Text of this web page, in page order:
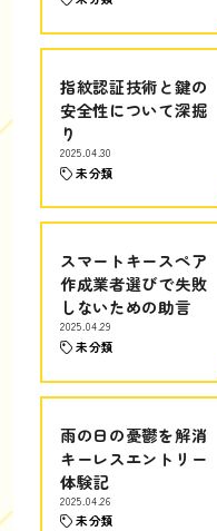
指紋認証技術と鍵の
安全性について深掘
り
2025.04.30
未分類
スマートキースペア
作成業者選びで失敗
しないための助言
2025.04.29
未分類
雨の日の憂鬱を解消
キーレスエントリー
体験記
2025.04.26
未分類